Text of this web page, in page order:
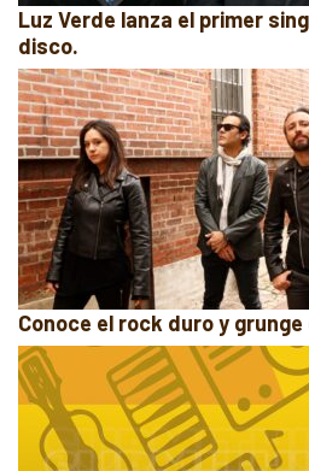
Luz Verde lanza el primer
disco.
Conoce el rock duro y grunge